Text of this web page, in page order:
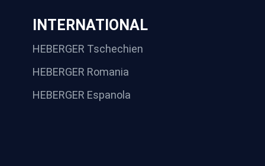
INTERNATIONAL
HEBERGER Tschechien
HEBERGER Romania
HEBERGER Espanola